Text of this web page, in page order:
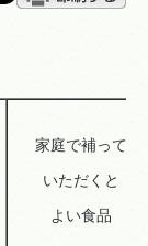
家庭で補って
いただくと
よい食品